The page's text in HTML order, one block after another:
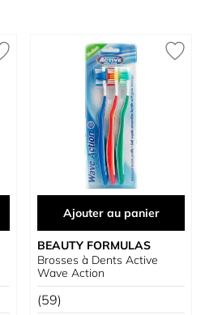
Ajouter au panier
BEAUTY FORMULAS
Brosses à Dents Active
Wave Action
(59)